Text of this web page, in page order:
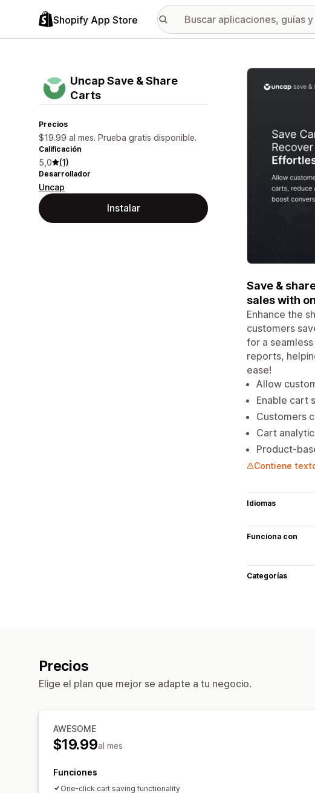
Shopify App Store
Uncap Save & Share
Carts
Precios
$19.99 al mes. Prueba gratis disponible.
Calificación
5,0 (1)
Desarrollador
Uncap
Instalar
Galería de
Save &
sales with
Enhance the
customers
for a
reports,
ease!
Allow
Enable cart
Customers
Cart
Product-
Contiene
Idiomas
Funciona con
Categorías
Precios
Elige el plan que mejor se adapte a tu negocio.
AWESOME
$19.99al mes
Funciones
One-click cart saving functionality